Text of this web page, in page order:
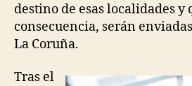
destino de esas localidades y
consecuencia, serán
La Coruña.
Tras el